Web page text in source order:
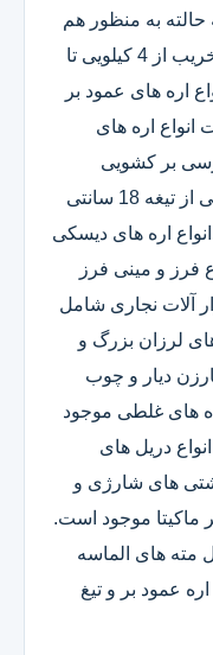
به منظور هم
سوراخکاری و هم تخریب چکش های تخریب از 4 کیلویی تا
اره های عمود بر
اره های
بر کشویی
کوچک و بزرک که فارسی برهای کشویی از تیغه 18 سانتی
است.انواع اره های دیسکی
فرز و مینی فرز
آلات نجاری شامل
لرزان بزرگ و
دیار و چوب
های غلطی موجود
دریل های
های شارژی و
ماکیتا موجود است.
مته های الماسه
عمود بر و تیغ